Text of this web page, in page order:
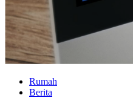
Rumah
Berita